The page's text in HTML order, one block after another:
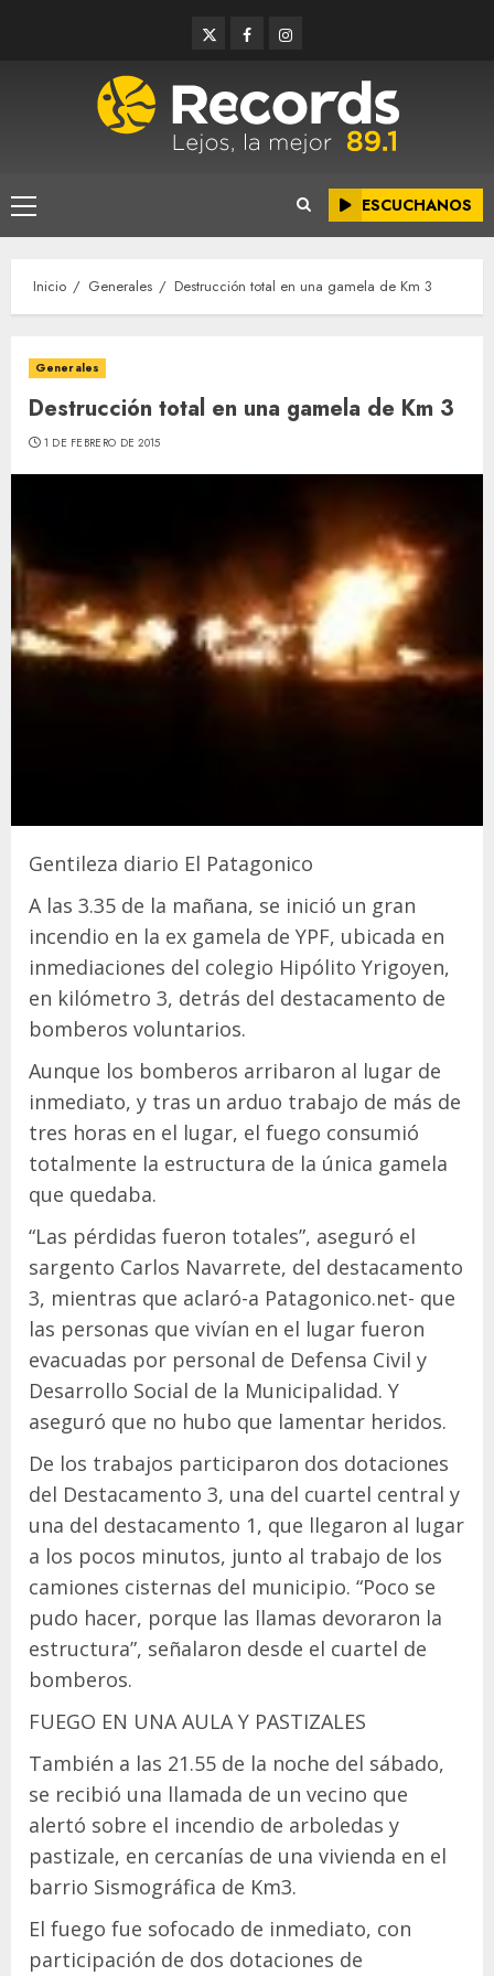
TwitterFacebookInstagram
Menú
principal
ESCUCHANOS
Inicio Generales Destrucción total en una gamela de Km 3
Generales
Destrucción total en una gamela de Km 3
1 DE FEBRERO DE 2015
Gentileza diario El Patagonico
A las 3.35 de la mañana, se inició un gran
incendio en la ex gamela de YPF, ubicada en
inmediaciones del colegio Hipólito Yrigoyen,
en kilómetro 3, detrás del destacamento de
bomberos voluntarios.
Aunque los bomberos arribaron al lugar de
inmediato, y tras un arduo trabajo de más de
tres horas en el lugar, el fuego consumió
totalmente la estructura de la única gamela
que quedaba.
“Las pérdidas fueron totales”, aseguró el
sargento Carlos Navarrete, del destacamento
3, mientras que aclaró-a Patagonico.net- que
las personas que vivían en el lugar fueron
evacuadas por personal de Defensa Civil y
Desarrollo Social de la Municipalidad. Y
aseguró que no hubo que lamentar heridos.
De los trabajos participaron dos dotaciones
del Destacamento 3, una del cuartel central y
una del destacamento 1, que llegaron al lugar
a los pocos minutos, junto al trabajo de los
camiones cisternas del municipio. “Poco se
pudo hacer, porque las llamas devoraron la
estructura”, señalaron desde el cuartel de
bomberos.
FUEGO EN UNA AULA Y PASTIZALES
También a las 21.55 de la noche del sábado,
se recibió una llamada de un vecino que
alertó sobre el incendio de arboledas y
pastizale, en cercanías de una vivienda en el
barrio Sismográfica de Km3.
El fuego fue sofocado de inmediato, con
participación de dos dotaciones de